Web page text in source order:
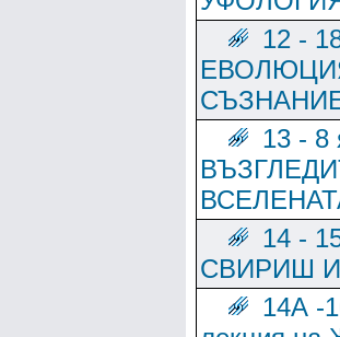
12 -
13 - 8
14 -
СВИРИШ
14А -